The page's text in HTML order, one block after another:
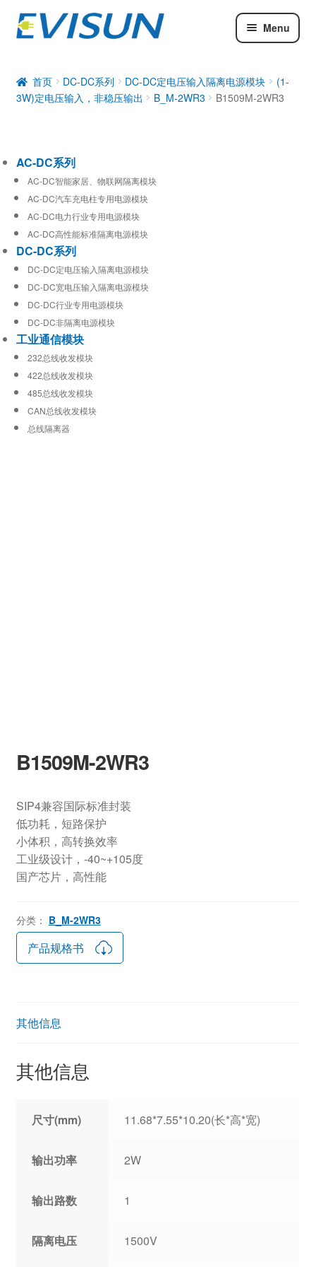
Menu
DC-DC系列
工业通信模块
首页 DC-DC系列 DC-DC定电压输入隔离电源模块
(1-
3W)定电压输入，非稳压输出
B_M-2WR3 B1509M-2WR3
B1509M-2WR3
SIP4兼容国际标准封装
低功耗，短路保护
小体积，高转换效率
工业级设计，-40~+105度
国产芯片，高性能
分类： B_M-2WR3
产品规格书
其他信息
其他信息
尺寸(mm) 11.68*7.55*10.20(长*高*宽)
输出功率 2W
输出路数 1
隔离电压 1500V
AC-DC系列
AC-DC智能家居、物联网隔离模块
AC-DC汽车充电柱专用电源模块
AC-DC电力行业专用电源模块
AC-DC高性能标准隔离电源模块
DC-DC系列
DC-DC定电压输入隔离电源模块
DC-DC宽电压输入隔离电源模块
DC-DC行业专用电源模块
DC-DC非隔离电源模块
工业通信模块
232总线收发模块
422总线收发模块
485总线收发模块
CAN总线收发模块
总线隔离器